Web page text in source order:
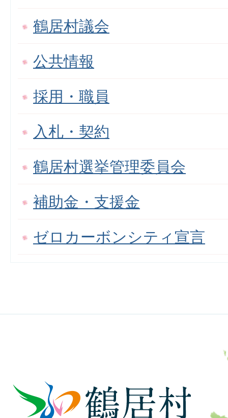
鶴居村議会
公共情報
採用・職員
入札・契約
鶴居村選挙管理委員会
補助金・支援金
ゼロカーボンシティ宣言
鶴